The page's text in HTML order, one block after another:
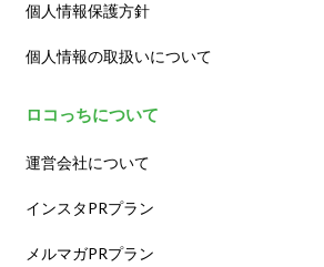
個人情報保護方針
個人情報の取扱いについて
ロコっちについて
運営会社について
インスタPRプラン
メルマガPRプラン